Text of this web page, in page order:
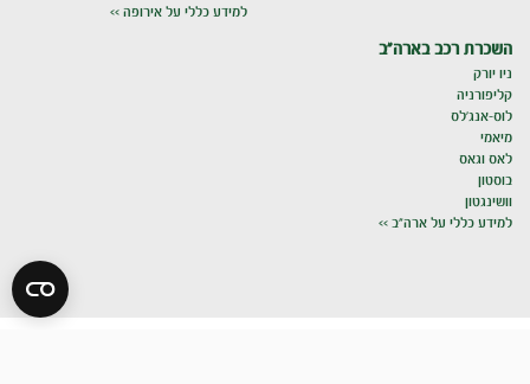
למידע כללי על אירופה >>
השכרת רכב בארה"ב
ניו יורק
קליפורניה
לוס-אנג'לס
מיאמי
לאס וגאס
בוסטון
וושינגטון
למידע כללי על ארה"ב >>